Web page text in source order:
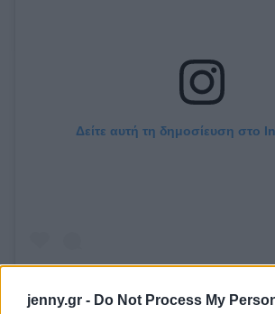
jenny.gr - Do Not Process My
Δείτε αυτή τη δημοσίευση στο